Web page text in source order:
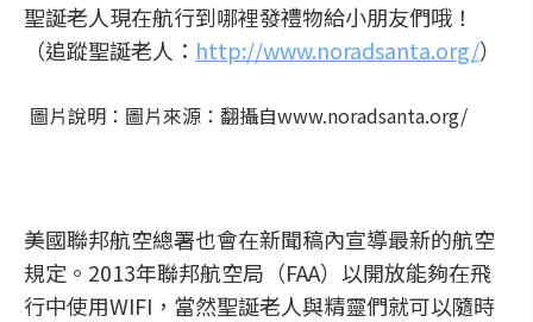
聖誕老人現在航行到哪裡發禮物給小朋友們哦！
（追蹤聖誕老人： http://www.noradsanta.org/）
圖片說明：圖片來源：翻攝自www.noradsanta.org/
美國聯邦航空總署也會在新聞稿內宣導最新的航空
規定。2013年聯邦航空局（FAA）以開放能夠在飛
行中使用WIFI，當然聖誕老人與精靈們就可以隨時